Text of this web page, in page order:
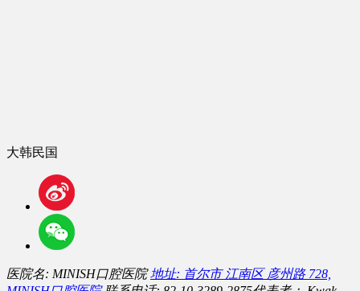
大韩民国
医院名: MINISH口腔医院 地址: 首尔市 江南区 彦州路 728,